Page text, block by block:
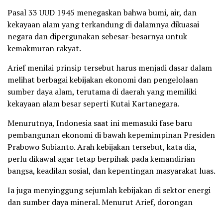
Pasal 33 UUD 1945 menegaskan bahwa bumi, air, dan
kekayaan alam yang terkandung di dalamnya dikuasai
negara dan dipergunakan sebesar-besarnya untuk
kemakmuran rakyat.
Arief menilai prinsip tersebut harus menjadi dasar dalam
melihat berbagai kebijakan ekonomi dan pengelolaan
sumber daya alam, terutama di daerah yang memiliki
kekayaan alam besar seperti Kutai Kartanegara.
Menurutnya, Indonesia saat ini memasuki fase baru
pembangunan ekonomi di bawah kepemimpinan Presiden
Prabowo Subianto. Arah kebijakan tersebut, kata dia,
perlu dikawal agar tetap berpihak pada kemandirian
bangsa, keadilan sosial, dan kepentingan masyarakat luas.
Ia juga menyinggung sejumlah kebijakan di sektor energi
dan sumber daya mineral. Menurut Arief, dorongan